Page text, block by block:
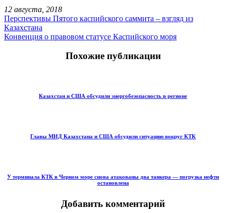
12 августа, 2018
Перспективы Пятого каспийского саммита – взгляд из
Казахстана
Конвенция о правовом статусе Каспийского моря
Похожие публикации
Казахстан и США обсудили энергобезопасность в регионе
Главы МИД Казахстана и США обсудили ситуацию вокруг КТК
У терминала КТК в Черном море снова атакованы два танкера — погрузка нефти
остановлена
Добавить комментарий